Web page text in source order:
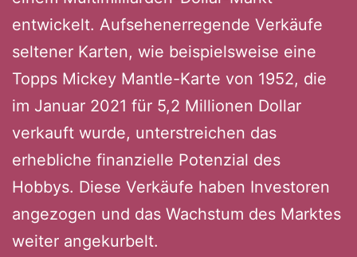
entwickelt. Aufsehenerregende Verkäufe
seltener Karten, wie beispielsweise eine
Topps Mickey Mantle-Karte von 1952, die
im Januar 2021 für 5,2 Millionen Dollar
verkauft wurde, unterstreichen das
erhebliche finanzielle Potenzial des
Hobbys. Diese Verkäufe haben Investoren
angezogen und das Wachstum des Marktes
weiter angekurbelt.